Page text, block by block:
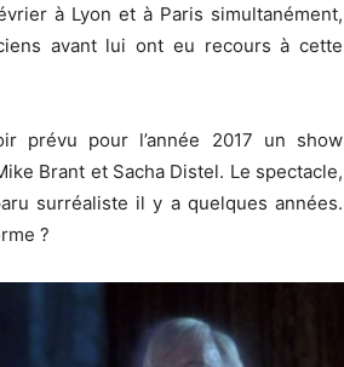
à Lyon et à Paris simultanément,
avant lui ont eu recours à cette
prévu pour l’année 2017 un show
Brant et Sacha Distel. Le spectacle,
surréaliste il y a quelques années.
?